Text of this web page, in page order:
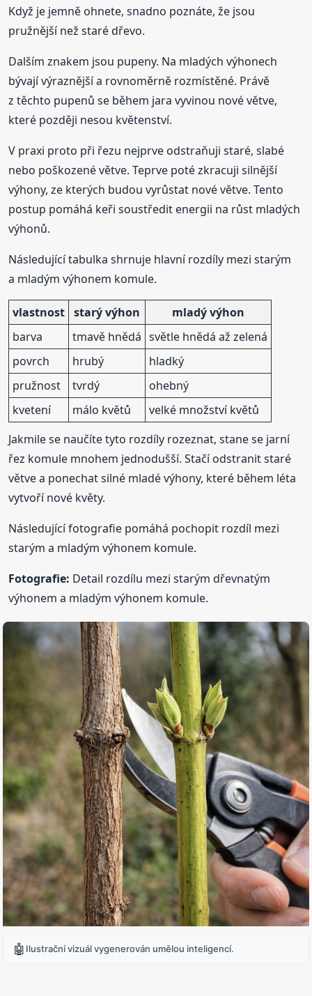
Když je jemně ohnete, snadno poznáte, že jsou
pružnější než staré dřevo.
Dalším znakem jsou pupeny. Na mladých výhonech
bývají výraznější a rovnoměrně rozmístěné. Právě
z těchto pupenů se během jara vyvinou nové větve,
které později nesou květenství.
V praxi proto při řezu nejprve odstraňuji staré, slabé
nebo poškozené větve. Teprve poté zkracuji silnější
výhony, ze kterých budou vyrůstat nové větve. Tento
postup pomáhá keři soustředit energii na růst mladých
výhonů.
Následující tabulka shrnuje hlavní rozdíly mezi starým
a mladým výhonem komule.
vlastnost starý výhon
mladý výhon
barva
tmavě hnědá světle hnědá až zelená
povrch
hrubý
hladký
pružnost
tvrdý
ohebný
kvetení
málo květů
velké množství květů
Jakmile se naučíte tyto rozdíly rozeznat, stane se jarní
řez komule mnohem jednodušší. Stačí odstranit staré
větve a ponechat silné mladé výhony, které během léta
vytvoří nové květy.
Následující fotografie pomáhá pochopit rozdíl mezi
starým a mladým výhonem komule.
Fotografie: Detail rozdílu mezi starým dřevnatým
výhonem a mladým výhonem komule.
🤖 Ilustrační vizuál vygenerován umělou inteligencí.